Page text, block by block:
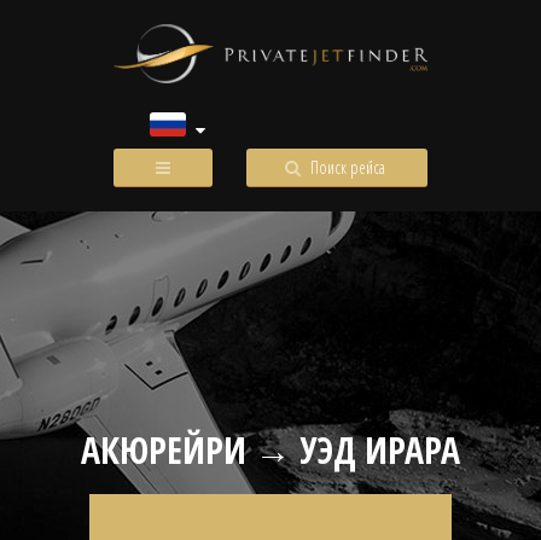
Поиск рейса
АКЮРЕЙРИ → УЭД ИРАРА